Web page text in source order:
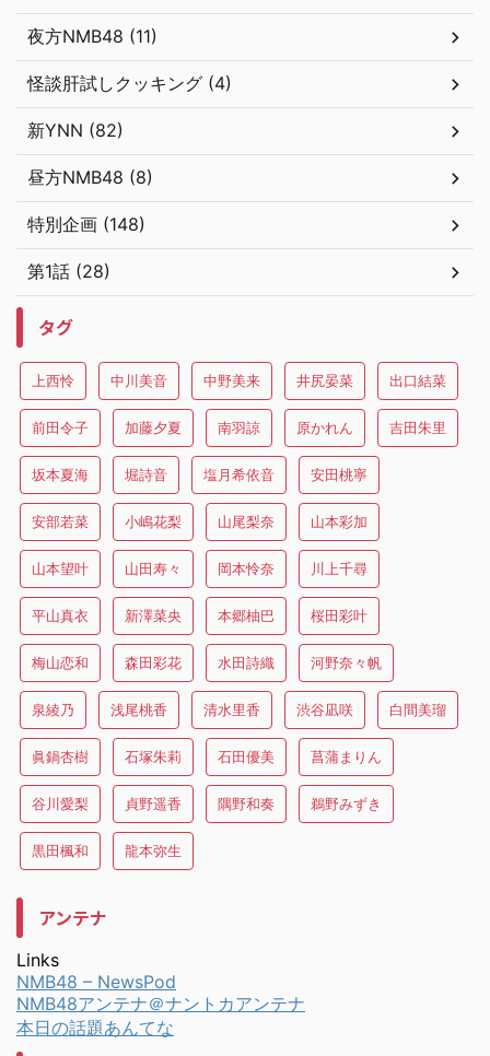
夜方NMB48 (11)
怪談肝試しクッキング (4)
新YNN (82)
昼方NMB48 (8)
特別企画 (148)
第1話 (28)
タグ
上西怜 中川美音 中野美来 井尻晏菜 出口結菜
前田令子 加藤夕夏 南羽諒 原かれん 吉田朱里
坂本夏海 堀詩音 塩月希依音 安田桃寧
安部若菜 小嶋花梨 山尾梨奈 山本彩加
山本望叶 山田寿々 岡本怜奈 川上千尋
平山真衣 新澤菜央 本郷柚巴 桜田彩叶
梅山恋和 森田彩花 水田詩織 河野奈々帆
泉綾乃 浅尾桃香 清水里香 渋谷凪咲 白間美瑠
眞鍋杏樹 石塚朱莉 石田優美 菖蒲まりん
谷川愛梨 貞野遥香 隅野和奏 鵜野みずき
黒田楓和 龍本弥生
アンテナ
Links
NMB48 – NewsPod
NMB48アンテナ＠ナントカアンテナ
本日の話題あんてな